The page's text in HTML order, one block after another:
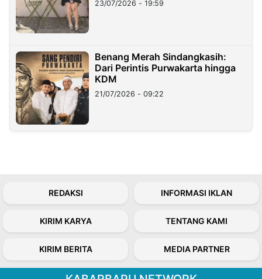
23/07/2026 - 19:59
Benang Merah Sindangkasih:
Dari Perintis Purwakarta hingga
KDM
21/07/2026 - 09:22
REDAKSI INFORMASI IKLAN
KIRIM KARYA TENTANG KAMI
KIRIM BERITA MEDIA PARTNER